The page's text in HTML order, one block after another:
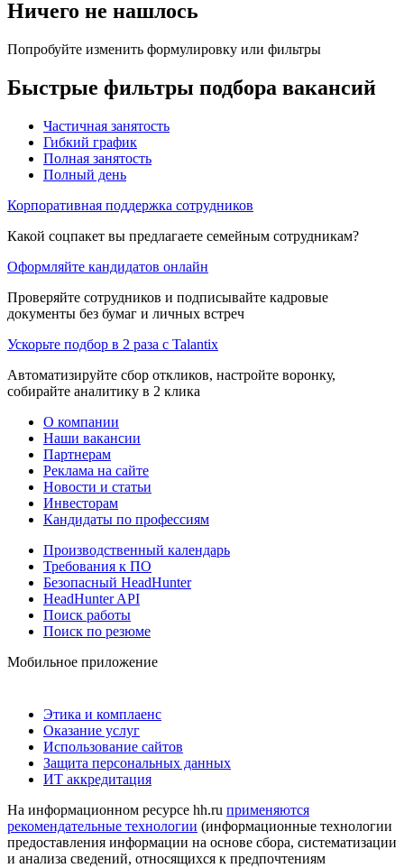
Ничего не нашлось
Попробуйте изменить формулировку или фильтры
Быстрые фильтры подбора вакансий
Частичная занятость
Гибкий график
Полная занятость
Полный день
Корпоративная поддержка сотрудников
Какой соцпакет вы предлагаете семейным сотрудникам?
Оформляйте кандидатов онлайн
Проверяйте сотрудников и подписывайте кадровые
документы без бумаг и личных встреч
Ускорьте подбор в 2 раза с Talantix
Автоматизируйте сбор откликов, настройте воронку,
собирайте аналитику в 2 клика
О компании
Наши вакансии
Партнерам
Реклама на сайте
Новости и статьи
Инвесторам
Кандидаты по профессиям
Производственный календарь
Требования к ПО
Безопасный HeadHunter
HeadHunter API
Поиск работы
Поиск по резюме
Мобильное приложение
Этика и комплаенс
Оказание услуг
Использование сайтов
Защита персональных данных
ИТ аккредитация
На информационном ресурсе hh.ru применяются
рекомендательные технологии (информационные технологии
предоставления информации на основе сбора, систематизации
и анализа сведений, относящихся к предпочтениям